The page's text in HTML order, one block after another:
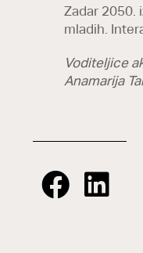
Zadar 2050.
mladih.
Voditeljice
Anamarija